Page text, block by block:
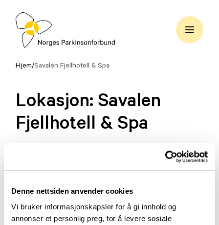
Denne nettsiden anvender cookies
Vi bruker informasjonskapsler for å gi innhold og
annonser et personlig preg, for å levere sosiale
Hopp
innholdNorges
Hjem/Savalen Fjellhotell & Spa
Lokasjon: Savalen
Fjellhotell & Spa
Lorem ipsum dolor sit amet consectetur. Aliquet
non neque purus eget purus ipsum. Eget nec
Volutpat lacus sit malesuada sit amet. Ut lacus
ullamcorper duis convallis aliquam.